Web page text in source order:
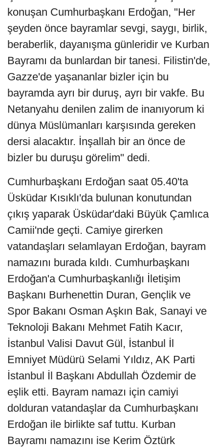
konuşan Cumhurbaşkanı Erdoğan, "Her
şeyden önce bayramlar sevgi, saygı, birlik,
beraberlik, dayanışma günleridir ve Kurban
Bayramı da bunlardan bir tanesi. Filistin'de,
Gazze'de yaşananlar bizler için bu
bayramda ayrı bir duruş, ayrı bir vakfe. Bu
Netanyahu denilen zalim de inanıyorum ki
dünya Müslümanları karşısında gereken
dersi alacaktır. İnşallah bir an önce de
bizler bu duruşu görelim" dedi.
Cumhurbaşkanı Erdoğan saat 05.40'ta
Üsküdar Kısıklı'da bulunan konutundan
çıkış yaparak Üsküdar'daki Büyük Çamlıca
Camii'nde geçti. Camiye girerken
vatandaşları selamlayan Erdoğan, bayram
namazını burada kıldı. Cumhurbaşkanı
Erdoğan'a Cumhurbaşkanlığı İletişim
Başkanı Burhenettin Duran, Gençlik ve
Spor Bakanı Osman Aşkın Bak, Sanayi ve
Teknoloji Bakanı Mehmet Fatih Kacır,
İstanbul Valisi Davut Gül, İstanbul İl
Emniyet Müdürü Selami Yıldız, AK Parti
İstanbul İl Başkanı Abdullah Özdemir de
eşlik etti. Bayram namazı için camiyi
dolduran vatandaşlar da Cumhurbaşkanı
Erdoğan ile birlikte saf tuttu. Kurban
Bayramı namazını ise Kerim Öztürk